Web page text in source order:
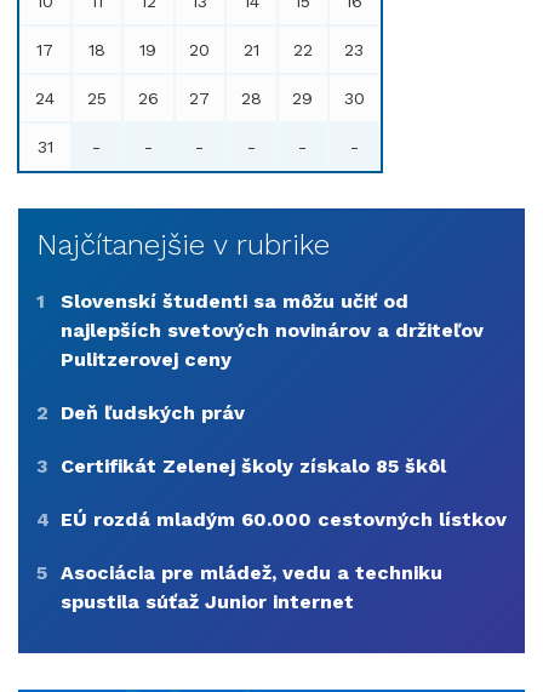
17 18 19 20 21 22 23
24 25 26 27 28 29 30
31 - - - - - -
Najčítanejšie v rubrike
1
Slovenskí študenti sa môžu učiť od
najlepších svetových novinárov a držiteľov
Pulitzerovej ceny
2 Deň ľudských práv
3 Certifikát Zelenej školy získalo 85 škôl
4 EÚ rozdá mladým 60.000 cestovných lístkov
5 Asociácia pre mládež, vedu a techniku
spustila súťaž Junior internet